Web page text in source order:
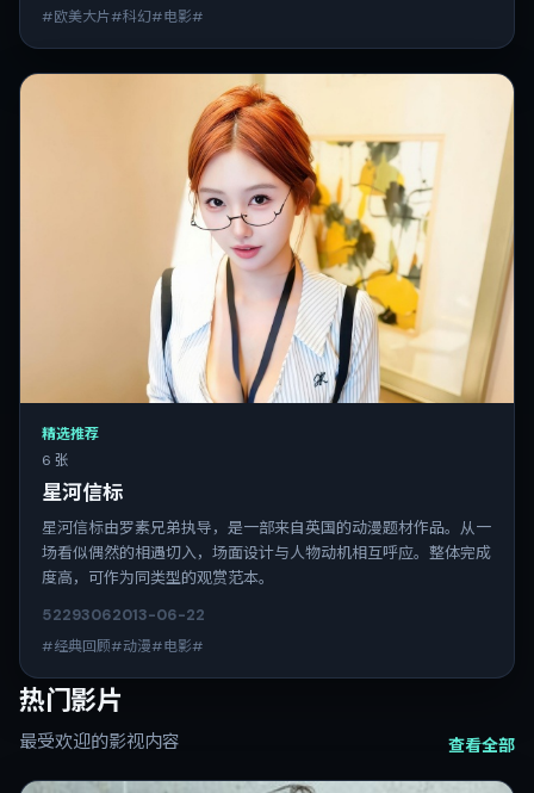
#欧美大片#科幻#电影#
精选推荐
6 张
星河信标
星河信标由罗素兄弟执导，是一部来自英国的动漫题材作品。从一
场看似偶然的相遇切入，场面设计与人物动机相互呼应。整体完成
度高，可作为同类型的观赏范本。
52293062013-06-22
#经典回顾#动漫#电影#
热门影片
最受欢迎的影视内容 查看全部